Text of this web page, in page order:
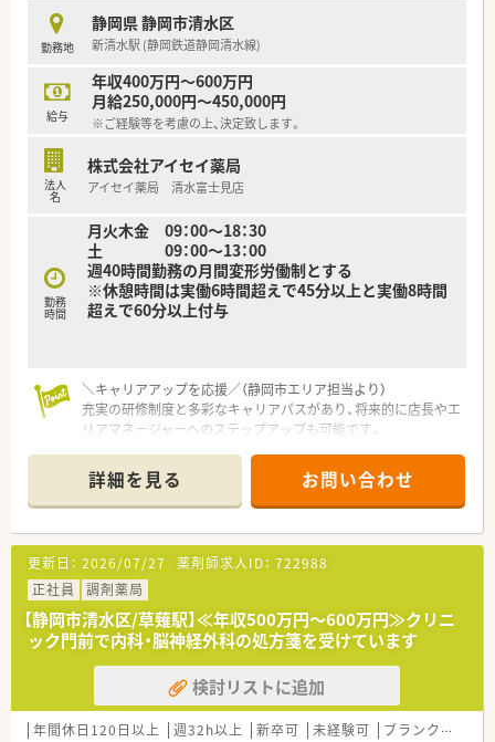
【想定される業務内容】
■調剤、監査、服薬指導といった保険薬剤師としての基本業務を
丁寧に行っていただきます。
■施設への配薬業務も担当するため、在宅医療のスキルを身につ
け、専門性を高めることができます。
■患者様一人ひとりと向き合い、信頼関係を築きながら、かかり
つけ薬剤師業務も担っていただきます。
【職場環境と雰囲気】
■ノルマなどがなく、薬剤師がのびびと成長できる環境を意識し
■処方元の医療機関と関係性が良好なため、疑義照会などもスム
ーズに行うことができます。
■ベテランの社員が多く在籍しており、経験の浅い方でも安心し
て業務に取り組める環境です。
勤務地
静岡県 静岡市清水区
新清水駅 (静岡鉄道静岡清水線)
給与
年収400万円～600万円
月給250,000円～450,000円
※ご経験等を考慮の上、決定致します。
法人
名
株式会社アイセイ薬局
アイセイ薬局 清水富士見店
勤務
時間
月火木金 09：00～18：30
土 09：00～13：00
週40時間勤務の月間変形労働制とする
※休憩時間は実働6時間超えで45分以上と実働8時間
超えで60分以上付与
＼キャリアアップを応援／（静岡市エリア担当より）
充実の研修制度と多彩なキャリアパスがあり、将来的に店長やエ
リアマネージャーへのステップアップも可能です。
【店舗情報と応需状況について】
■最寄り駅の静岡鉄道静岡清水線「新清水駅」から、徒歩9分ほど
の場所に位置する薬局です。
■主に内科・皮膚科を応需しており、1日の処方箋枚数は平均し
て60～70枚程度となります。
■薬剤師は常勤2名体制で、事務員も2名在籍しサポート体制も
万全です。
【職場環境と雰囲気】
■ノルマなどがなく、薬剤師がのびのびと成長できる環境を意識
した働きやすい社風です。
■待合室や調剤室が広く清潔感があるため、快適な環境で業務に
取り組むことができます。
詳細を見る お問い合わせ
更新日： 2026/07/27 薬剤師求人ID： 722988
正社員
調剤薬局
【静岡市清水区/草薙駅】≪年収500万円～600万円≫クリニ
ック門前で内科・脳神経外科の処方箋を受けています
検討リストに追加
年間休日120日以上 週32h以上 新卒可 未経験可 ブランク可